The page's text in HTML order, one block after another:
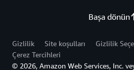
Başa dönün
Gizlilik Site koşulları
Gizlilik
Çerez Tercihleri
© 2026, Amazon Web Services, Inc.